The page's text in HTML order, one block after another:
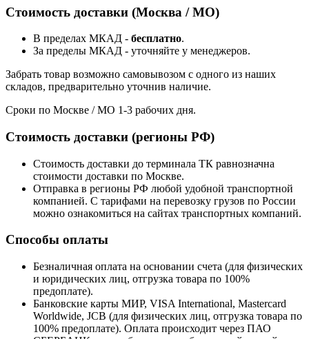
Стоимость доставки (Москва / МО)
В пределах МКАД - бесплатно.
За пределы МКАД - уточняйте у менеджеров.
Забрать товар возможно самовывозом с одного из наших
складов, предварительно уточнив наличие.
Сроки по Москве / МО 1-3 рабочих дня.
Стоимость доставки (регионы РФ)
Стоимость доставки до терминала ТК равнозначна
стоимости доставки по Москве.
Отправка в регионы РФ любой удобной транспортной
компанией. С тарифами на перевозку грузов по России
можно ознакомиться на сайтах транспортных компаний.
Способы оплаты
Безналичная оплата на основании счета (для физических
и юридических лиц, отгрузка товара по 100%
предоплате).
Банковские карты МИР, VISA International, Mastercard
Worldwide, JCB (для физических лиц, отгрузка товара по
100% предоплате). Оплата происходит через ПАО